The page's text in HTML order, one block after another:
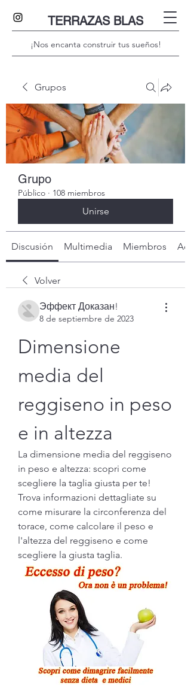
TERRAZAS BLAS
¡Nos encanta construir tus sueños!
Grupos
Grupo
Público · 108 miembros
Unirse
Discusión Multimedia Miembros
Volver
Эффект Доказан!
8 de septiembre de 2023
Dimensione
media del
reggiseno in peso
e in altezza
La dimensione media del reggiseno
in peso e altezza: scopri come
scegliere la taglia giusta per te!
Trova informazioni dettagliate su
come misurare la circonferenza del
torace, come calcolare il peso e
l'altezza del reggiseno e come
scegliere la giusta taglia.